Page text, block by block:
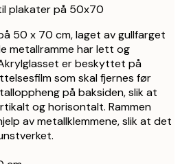
plakater på 50x70
50 x 70 cm, laget av gullfarget
metallramme har lett og
er beskyttet på
som skal fjernes før
på baksiden, slik at
og horisontalt. Rammen
av metallklemmene, slik at det